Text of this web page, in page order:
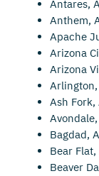
Antares,
Anthem,
Apache
Arizona
Arizona
Ash Fork,
Bagdad,
Bear Flat,
Beaver